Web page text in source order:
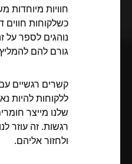
חוויות מיוחדות
כשלקוחות חווים
נוהגים לספר על
גורם להם
קשרים רגשיים
ללקוחות להיות
שלנו מייצר
רגשות. זה עוזר
ולחזור אליהם.